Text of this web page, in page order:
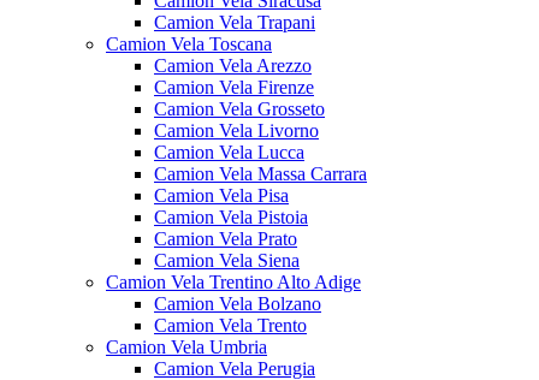
Camion Vela Trapani
Camion Vela Toscana
Camion Vela Arezzo
Camion Vela Firenze
Camion Vela Grosseto
Camion Vela Livorno
Camion Vela Lucca
Camion Vela Massa Carrara
Camion Vela Pisa
Camion Vela Pistoia
Camion Vela Prato
Camion Vela Siena
Camion Vela Trentino Alto Adige
Camion Vela Bolzano
Camion Vela Trento
Camion Vela Umbria
Camion Vela Perugia